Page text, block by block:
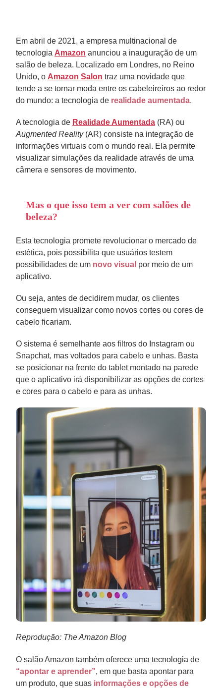
Em abril de 2021, a empresa multinacional de
tecnologia Amazon anunciou a inauguração de um
salão de beleza. Localizado em Londres, no Reino
Unido, o Amazon Salon traz uma novidade que
tende a se tornar moda entre os cabeleireiros ao redor
do mundo: a tecnologia de realidade aumentada.
A tecnologia de Realidade Aumentada (RA) ou
Augmented Reality(AR) consiste na integração de
informações virtuais com o mundo real. Ela permite
visualizar simulações da realidade através de uma
câmera e sensores de movimento.
Mas o que isso tem a ver com salões de
beleza?
Esta tecnologia promete revolucionar o mercado de
estética, pois possibilita que usuários testem
possibilidades de um novo visual por meio de um
aplicativo.
Ou seja, antes de decidirem mudar, os clientes
conseguem visualizar como novos cortes ou cores de
cabelo ficariam.
O sistema é semelhante aos filtros do Instagram ou
Snapchat, mas voltados para cabelo e unhas. Basta
se posicionar na frente do tablet montado na parede
que o aplicativo irá disponibilizar as opções de cortes
e cores para o cabelo e para as unhas.
Reprodução: The Amazon Blog
O salão Amazon também oferece uma tecnologia de
“apontar e aprender”, em que basta apontar para
um produto, que suas informações e opções de